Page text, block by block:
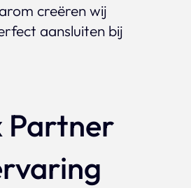
creëren wij
aansluiten bij
Partner